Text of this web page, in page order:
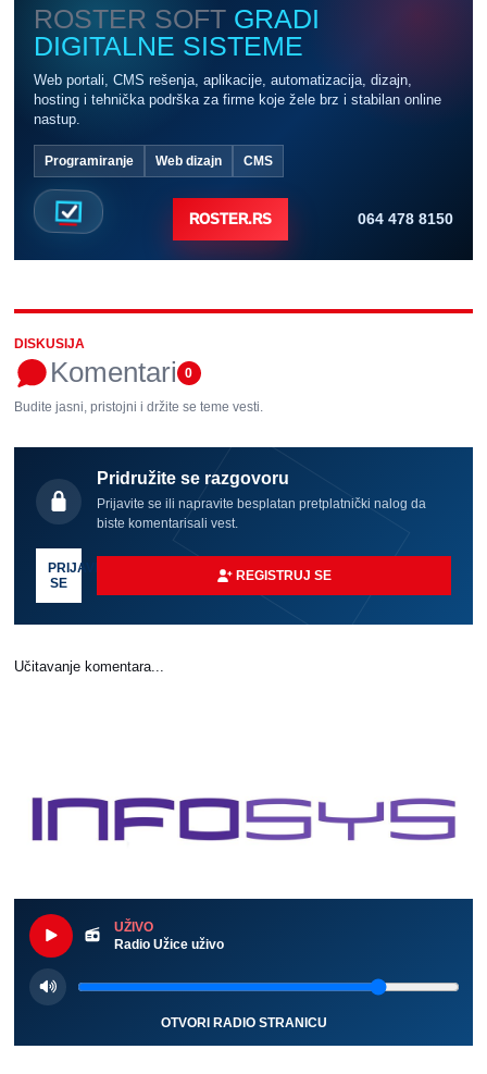
ROSTER SOFT GRADI
DIGITALNE SISTEME
Web portali, CMS rešenja, aplikacije, automatizacija, dizajn,
hosting i tehnička podrška za firme koje žele brz i stabilan online
nastup.
Programiranje Web dizajn CMS
ROSTER.RS 064 478 8150
DISKUSIJA
Komentari 0
Budite jasni, pristojni i držite se teme vesti.
Pridružite se razgovoru
Prijavite se ili napravite besplatan pretplatnički nalog da
biste komentarisali vest.
PRIJAVI
SE
REGISTRUJ SE
Učitavanje komentara...
UŽIVO
Radio Užice uživo
OTVORI RADIO STRANICU